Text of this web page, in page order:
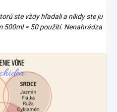
ste vždy hľadali a nikdy ste ju
500ml = 50 použití. Nenahrádza